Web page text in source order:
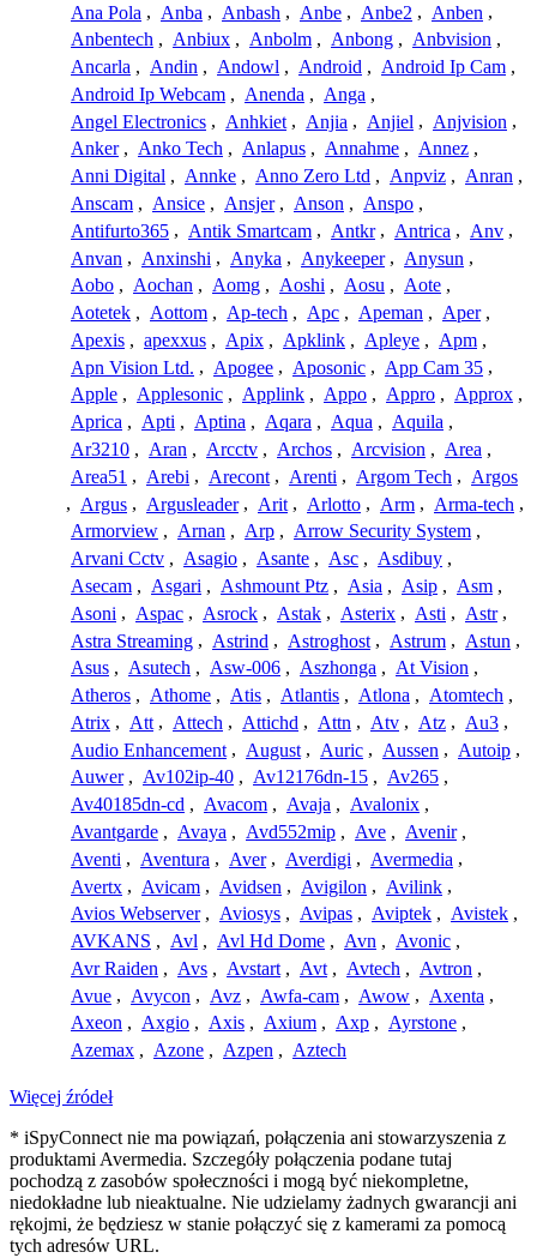
Ana Pola , Anba , Anbash , Anbe , Anbe2 , Anben ,
Anbentech , Anbiux , Anbolm , Anbong , Anbvision ,
Ancarla , Andin , Andowl , Android , Android Ip Cam ,
Android Ip Webcam , Anenda , Anga ,
Angel Electronics , Anhkiet , Anjia , Anjiel , Anjvision ,
Anker , Anko Tech , Anlapus , Annahme , Annez ,
Anni Digital , Annke , Anno Zero Ltd , Anpviz , Anran ,
Anscam , Ansice , Ansjer , Anson , Anspo ,
Antifurto365 , Antik Smartcam , Antkr , Antrica , Anv ,
Anvan , Anxinshi , Anyka , Anykeeper , Anysun ,
Aobo , Aochan , Aomg , Aoshi , Aosu , Aote ,
Aotetek , Aottom , Ap-tech , Apc , Apeman , Aper ,
Apexis , apexxus , Apix , Apklink , Apleye , Apm ,
Apn Vision Ltd. , Apogee , Aposonic , App Cam 35 ,
Apple , Applesonic , Applink , Appo , Appro , Approx ,
Aprica , Apti , Aptina , Aqara , Aqua , Aquila ,
Ar3210 , Aran , Arcctv , Archos , Arcvision , Area ,
Area51 , Arebi , Arecont , Arenti , Argom Tech , Argos
, Argus , Argusleader , Arit , Arlotto , Arm , Arma-tech ,
Armorview , Arnan , Arp , Arrow Security System ,
Arvani Cctv , Asagio , Asante , Asc , Asdibuy ,
Asecam , Asgari , Ashmount Ptz , Asia , Asip , Asm ,
Asoni , Aspac , Asrock , Astak , Asterix , Asti , Astr ,
Astra Streaming , Astrind , Astroghost , Astrum , Astun ,
Asus , Asutech , Asw-006 , Aszhonga , At Vision ,
Atheros , Athome , Atis , Atlantis , Atlona , Atomtech ,
Atrix , Att , Attech , Attichd , Attn , Atv , Atz , Au3 ,
Audio Enhancement , August , Auric , Aussen , Autoip ,
Auwer , Av102ip-40 , Av12176dn-15 , Av265 ,
Av40185dn-cd , Avacom , Avaja , Avalonix ,
Avantgarde , Avaya , Avd552mip , Ave , Avenir ,
Aventi , Aventura , Aver , Averdigi , Avermedia ,
Avertx , Avicam , Avidsen , Avigilon , Avilink ,
Avios Webserver , Aviosys , Avipas , Aviptek , Avistek ,
AVKANS , Avl , Avl Hd Dome , Avn , Avonic ,
Avr Raiden , Avs , Avstart , Avt , Avtech , Avtron ,
Avue , Avycon , Avz , Awfa-cam , Awow , Axenta ,
Axeon , Axgio , Axis , Axium , Axp , Ayrstone ,
Azemax , Azone , Azpen , Aztech
Więcej źródeł
* iSpyConnect nie ma powiązań, połączenia ani stowarzyszenia z
produktami Avermedia. Szczegóły połączenia podane tutaj
pochodzą z zasobów społeczności i mogą być niekompletne,
niedokładne lub nieaktualne. Nie udzielamy żadnych gwarancji ani
rękojmi, że będziesz w stanie połączyć się z kamerami za pomocą
tych adresów URL.